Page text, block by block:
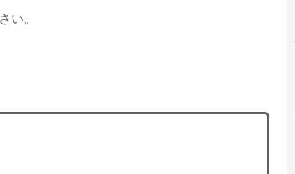
い。